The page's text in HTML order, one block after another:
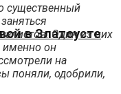
в Златоусте
существенный
Один из них
именно он
на
поняли, одобрили,